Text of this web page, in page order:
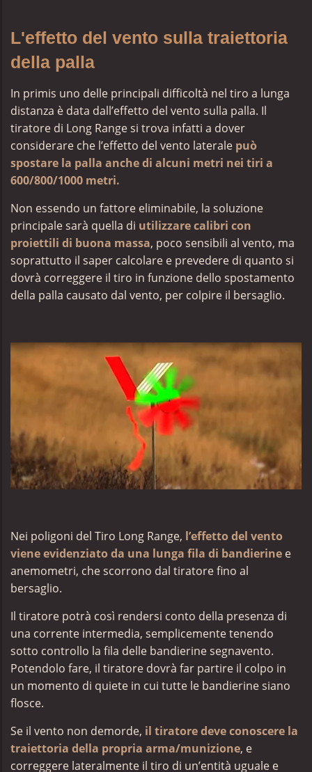
L'effetto del vento sulla traiettoria
della palla
In primis uno delle principali difficoltà nel tiro a lunga
distanza è data dall’effetto del vento sulla palla. Il
tiratore di Long Range si trova infatti a dover
considerare che l’effetto del vento laterale può
spostare la palla anche di alcuni metri nei tiri a
600/800/1000 metri.
Non essendo un fattore eliminabile, la soluzione
principale sarà quella di utilizzare calibri con
proiettili di buona massa, poco sensibili al vento, ma
soprattutto il saper calcolare e prevedere di quanto si
dovrà correggere il tiro in funzione dello spostamento
della palla causato dal vento, per colpire il bersaglio.
Nei poligoni del Tiro Long Range, l’effetto del vento
viene evidenziato da una lunga fila di bandierine e
anemometri, che scorrono dal tiratore fino al
bersaglio.
Il tiratore potrà così rendersi conto della presenza di
una corrente intermedia, semplicemente tenendo
sotto controllo la fila delle bandierine segnavento.
Potendolo fare, il tiratore dovrà far partire il colpo in
un momento di quiete in cui tutte le bandierine siano
flosce.
Se il vento non demorde, il tiratore deve conoscere la
traiettoria della propria arma/munizione, e
correggere lateralmente il tiro di un’entità uguale e